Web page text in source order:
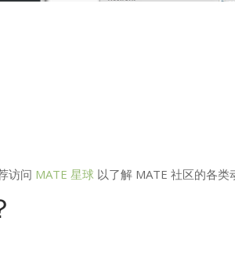
访问 MATE 星球 以了解 MATE 社区的各类